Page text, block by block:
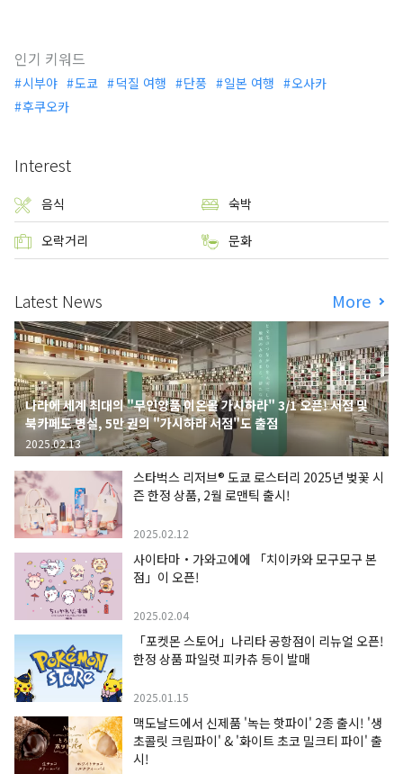
인기 키워드
시부야 도쿄 덕질 여행 단풍 일본 여행
오사카
후쿠오카
Interest
음식 숙박
오락거리 문화
Latest News More
나라에 세계 최대의 "무인양품 이온몰 가시하라" 3/1 오픈! 서점 및
북카페도 병설, 5만 권의 "가시하라 서점"도 출점
2025.02.13
스타벅스 리저브® 도쿄 로스터리 2025년 벚꽃 시
즌 한정 상품, 2월 로맨틱 출시!
2025.02.12
사이타마・가와고에에 「치이카와 모구모구 본
점」이 오픈!
2025.02.04
「포켓몬 스토어」나리타 공항점이 리뉴얼 오픈!
한정 상품 파일럿 피카츄 등이 발매
2025.01.15
맥도날드에서 신제품 '녹는 핫파이' 2종 출시! '생
초콜릿 크림파이' & '화이트 초코 밀크티 파이' 출
시!